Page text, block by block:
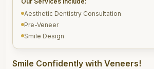
Aesthetic Dentistry Consultation
Pre-Veneer
Smile Design
Smile Confidently with Veneers!